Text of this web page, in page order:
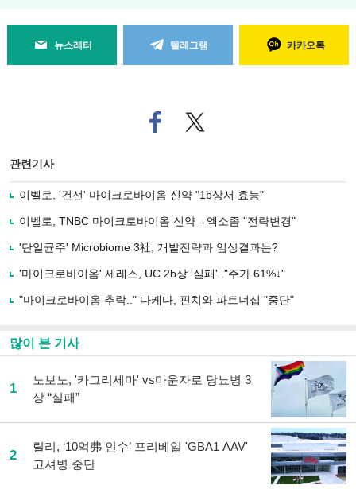
뉴스레터 텔레그램 카카오톡
페
이
로
기
사
유
기
트위
터로
관련기사
이벨로, '건선' 마이크로바이옴 신약 "1b상서 효능"
이벨로, TNBC 마이크로바이옴 신약→엑소좀 "전략변경"
'단일균주' Microbiome 3社, 개발전략과 임상결과는?
'마이크로바이옴' 세레스, UC 2b상 '실패'.."주가 61%↓"
"마이크로바이옴 추락.." 다케다, 핀치와 파트너십 "중단"
많이 본 기사
1
노보노, '카그리세마' vs마운자로 당뇨병 3
상 “실패”
2
릴리, ‘10억弗 인수’ 프리베일 'GBA1 AAV'
고셔병 중단